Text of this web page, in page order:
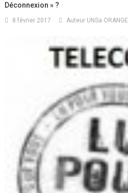
Déconnexion » ?
8 février 2017 Auteur UNSa ORANGE